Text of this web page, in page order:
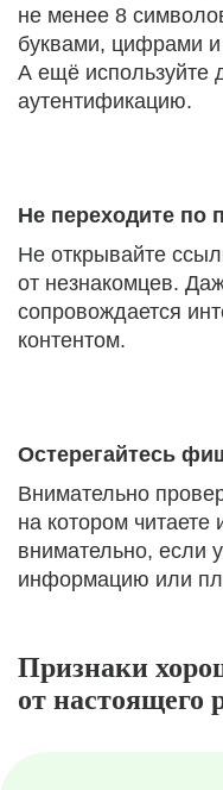
не менее 8
буквами, цифрами
А ещё используйте
аутентификацию.
Не переходите по
Не открывайте
от незнакомцев.
сопровождается
контентом.
Остерегайтесь
Внимательно
на котором
внимательно, если
информацию или
Признаки
от настоящего